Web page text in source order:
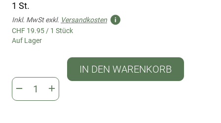
1 St.
Inkl. MwSt exkl. Versandkosten
CHF 19.95 / 1 Stück
Auf Lager
IN DEN WARENKORB